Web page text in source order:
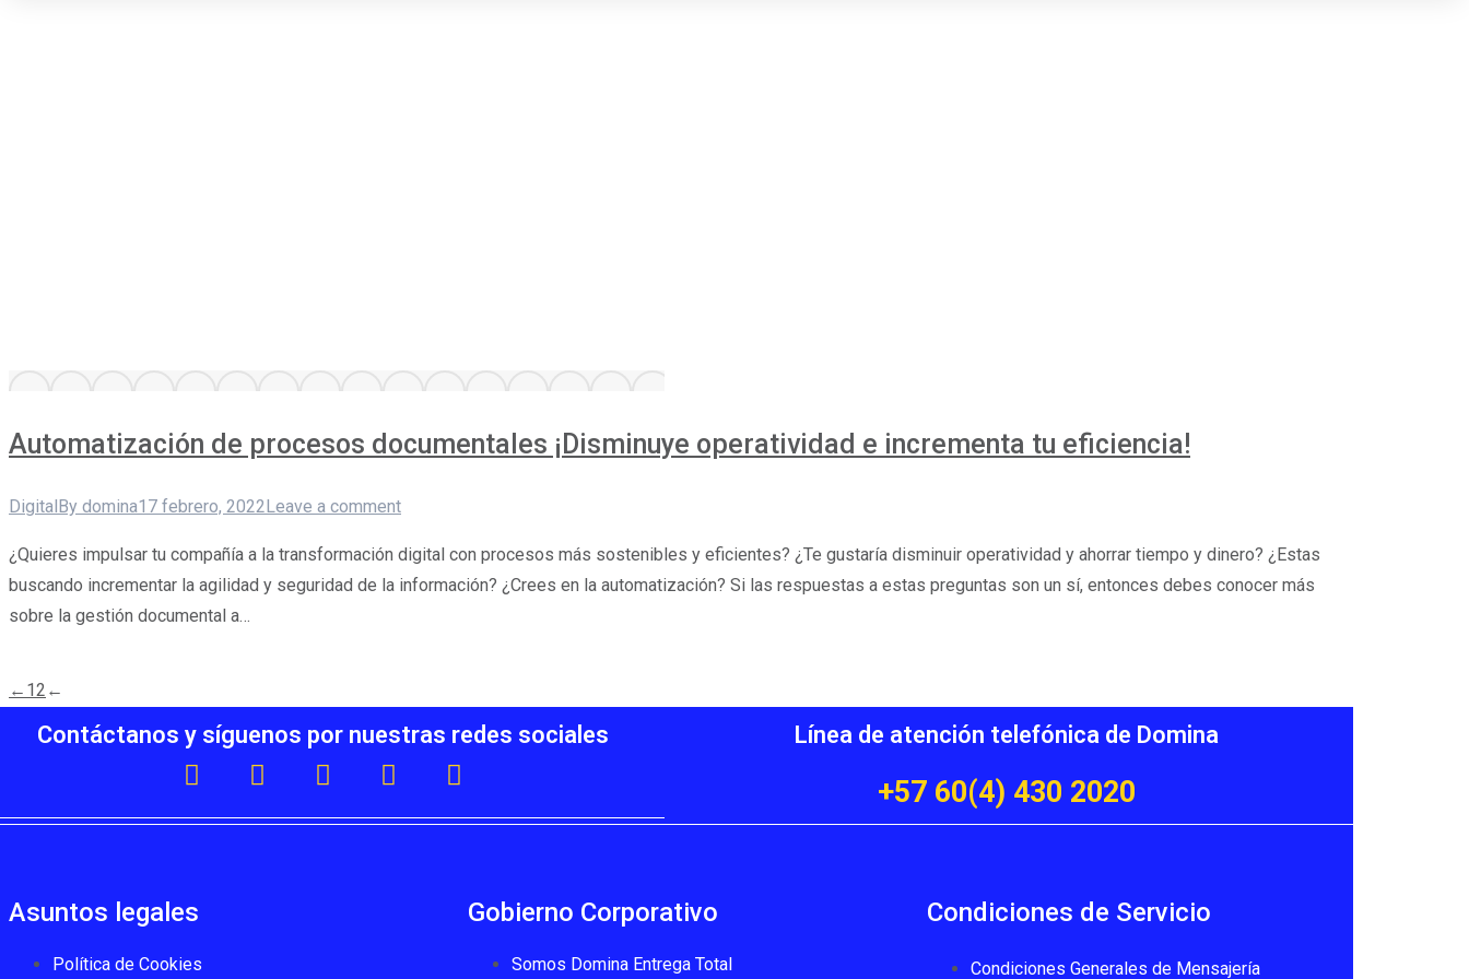
Automatización de procesos documentales ¡Disminuye operatividad e incrementa tu eficiencia!
DigitalBy domina17 febrero, 2022Leave a comment
¿Quieres impulsar tu compañía a la transformación digital con procesos más sostenibles y eficientes? ¿Te gustaría disminuir operatividad y ahorrar tiempo y dinero? ¿Estas
buscando incrementar la agilidad y seguridad de la información? ¿Crees en la automatización? Si las respuestas a estas preguntas son un sí, entonces debes conocer más
sobre la gestión documental a…
← 12 ←
Contáctanos y síguenos por nuestras redes sociales Línea de atención telefónica de Domina
+57 60(4) 430 2020
Asuntos legales
Política de Cookies
Gobierno Corporativo
Somos Domina Entrega Total
Condiciones de Servicio
Condiciones Generales de Mensajería